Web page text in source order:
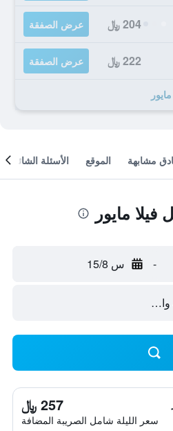
204 ﷼ عرض الصفقة
222 ﷼ عرض الصفقة
مشابهة الموقع الأسئلة الشائعة
مايور
- س 15/8
257 ﷼
سعر الليلة شامل الصريبة المضافة